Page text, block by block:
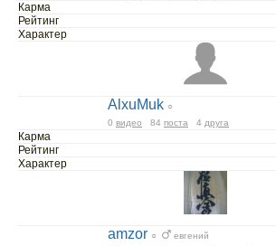
Карма
Рейтинг
Характер
AlxuMuk ○
0 видео 84 поста 4 друга
Карма
Рейтинг
Характер
amzor ○
евгений